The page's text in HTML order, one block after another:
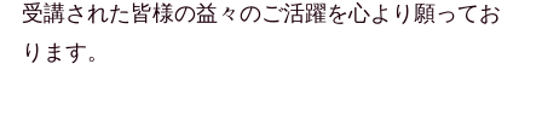
受講された皆様の益々のご活躍を心より願ってお
ります。